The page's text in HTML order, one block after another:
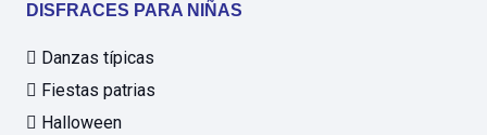
DISFRACES PARA NIÑAS
Danzas típicas
Fiestas patrias
Halloween